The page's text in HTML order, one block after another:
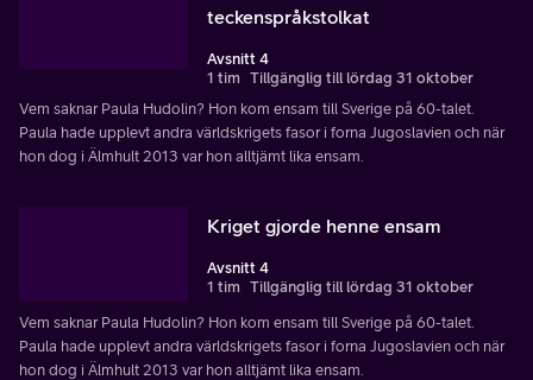
teckenspråkstolkat
Avsnitt 4
1 tim Tillgänglig till lördag 31 oktober
Vem saknar Paula Hudolin? Hon kom ensam till Sverige på 60-talet.
Paula hade upplevt andra världskrigets fasor i forna Jugoslavien och när
hon dog i Älmhult 2013 var hon alltjämt lika ensam.
Kriget gjorde henne ensam
Avsnitt 4
1 tim Tillgänglig till lördag 31 oktober
Vem saknar Paula Hudolin? Hon kom ensam till Sverige på 60-talet.
Paula hade upplevt andra världskrigets fasor i forna Jugoslavien och när
hon dog i Älmhult 2013 var hon alltjämt lika ensam.